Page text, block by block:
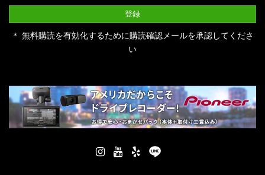
＊ 無料購読を有効化するために購読確認メールを承認してくださ
い